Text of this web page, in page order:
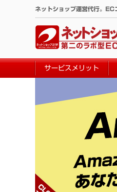
へ
ネットショップ運営代行。EC
サービスメリット